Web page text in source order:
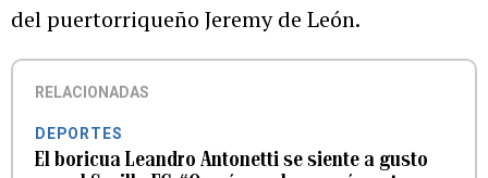
del puertorriqueño Jeremy de León.
RELACIONADAS
DEPORTES
El boricua Leandro Antonetti se siente a gusto